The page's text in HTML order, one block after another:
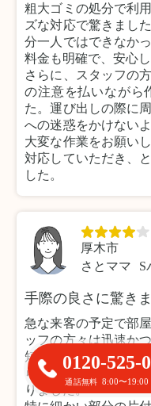
粗大ゴミの処分で利
ズな対応で驚きまし
分一人ではできなか
料金も明確で、安心
さらに、スタッフの
の注意を払いながら
た。運び出しの際に
への迷惑をかけない
大変な作業をお願い
対応していただき、
した。
厚木市
さとママ
S
手際の良さに驚き
急な来客の予定で部
ッフの方々は迅速か
短時間で部屋がすっ
られなかった場所も
りました。
0120-525-
通話無料 8:00〜19:00